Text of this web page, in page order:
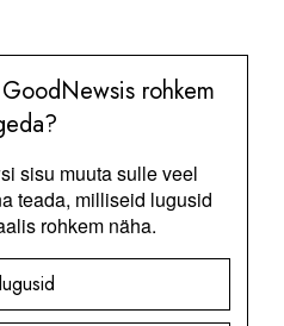
rohkem
sisu muuta sulle veel
teada, milliseid lugusid
rohkem näha.